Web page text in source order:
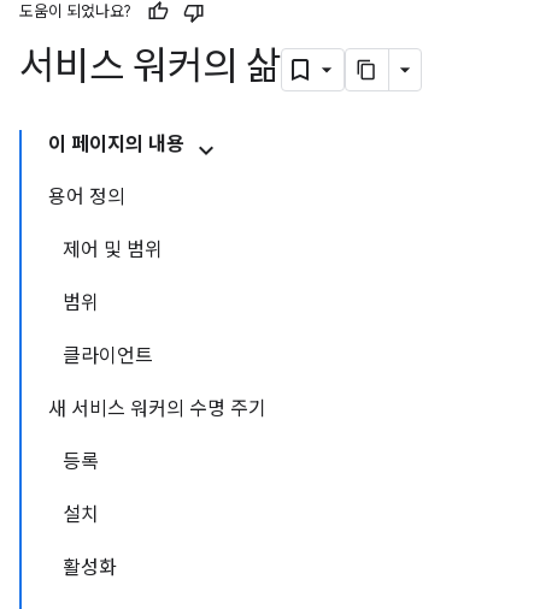
도움이 되었나요?
서비스 워커의 삶
이 페이지의 내용
용어 정의
제어 및 범위
범위
클라이언트
새 서비스 워커의 수명 주기
등록
설치
활성화